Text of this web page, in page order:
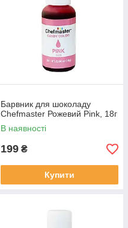
Барвник для шоколаду
Chefmaster Рожевий Pink, 18г
В наявності
199 ₴
Купити